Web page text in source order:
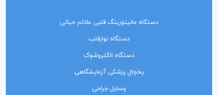
دستگاه مانیتورینگ‌ قلبی علائم حیاتی
دستگاه نوارقلب
دستگاه الکتروشوک
یخچال پزشکی آزمایشگاهی
وسایل جراحی